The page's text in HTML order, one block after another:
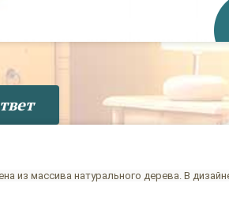
из массива натурального дерева. В